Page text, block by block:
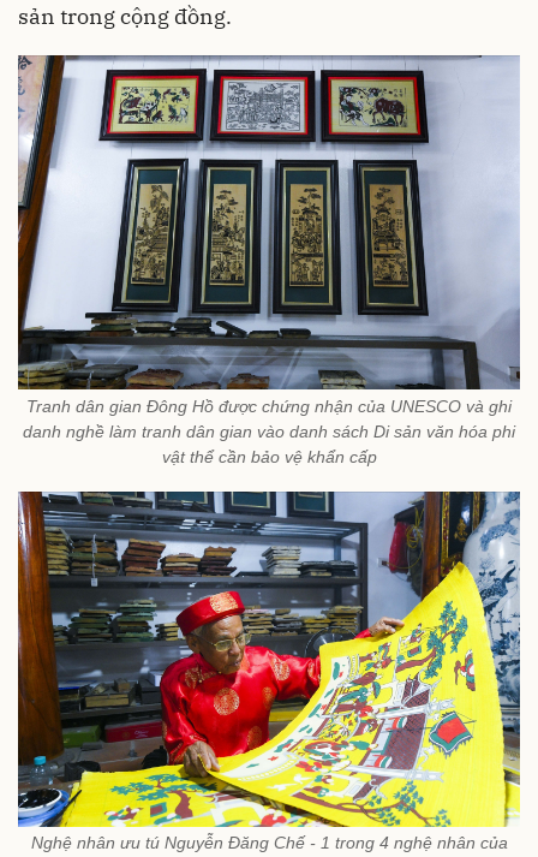
sản trong cộng đồng.
Tranh dân gian Đông Hồ được chứng nhận của UNESCO và ghi
danh nghề làm tranh dân gian vào danh sách Di sản văn hóa phi
vật thể cần bảo vệ khẩn cấp
Nghệ nhân ưu tú Nguyễn Đăng Chế - 1 trong 4 nghệ nhân của